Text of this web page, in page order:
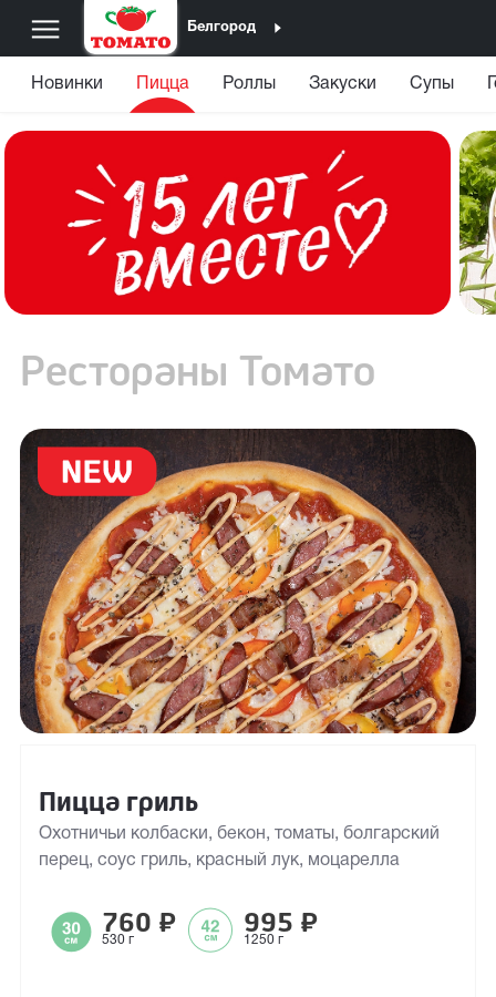
Белгород
Новинки Пицца Роллы Закуски Супы
Рестораны Томато
Пицца гриль
Охотничьи колбаски, бекон, томаты, болгарский
перец, соус гриль, красный лук, моцарелла
760 ₽
530 г
995 ₽
1250 г